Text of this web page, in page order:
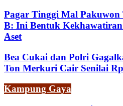
Pagar Tinggi Mal Pakuwon
B: Ini Bentuk
Aset
Bea Cukai dan Polri
Ton Merkuri Cair Senilai
Kampung Gaya